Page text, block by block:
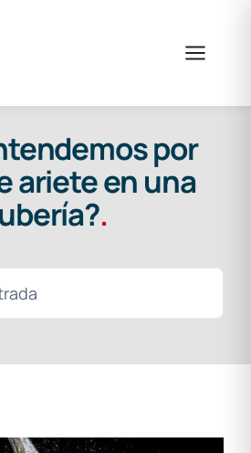
por
ariete en una
.